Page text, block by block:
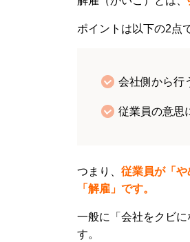
ポイントは以下の2点
会社側から行
従業員の意思
つまり、 従業員が「
「解雇」です。
一般に「会社をクビ
す。